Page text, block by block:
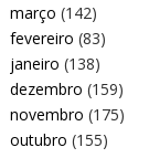
março (142)
fevereiro (83)
janeiro (138)
dezembro (159)
novembro (175)
outubro (155)